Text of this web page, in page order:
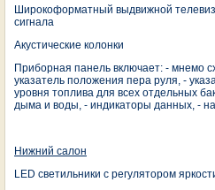
Широкоформатный выдвижной
сигнала
Акустические колонки
Приборная панель включает: - мнемо
указатель положения пера руля, -
уровня топлива для всех отдельных
дыма и воды, - индикаторы данных, -
Нижний салон
LED светильники с регулятором